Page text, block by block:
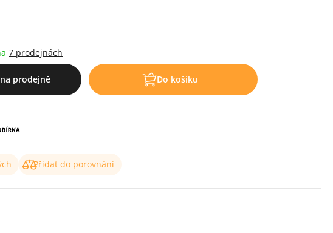
7 prodejnách
prodejně Do košíku
Přidat do porovnání